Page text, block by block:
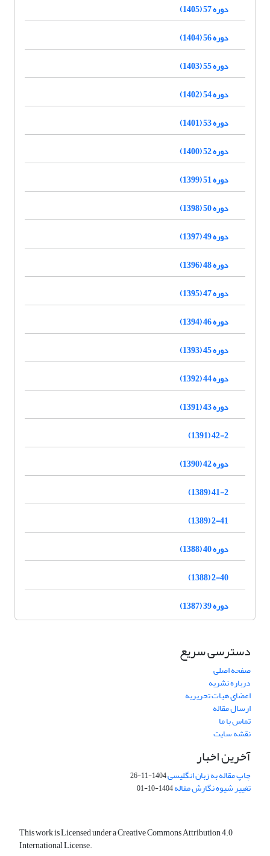
دوره 57 (1405)
دوره 56 (1404)
دوره 55 (1403)
دوره 54 (1402)
دوره 53 (1401)
دوره 52 (1400)
دوره 51 (1399)
دوره 50 (1398)
دوره 49 (1397)
دوره 48 (1396)
دوره 47 (1395)
دوره 46 (1394)
دوره 45 (1393)
دوره 44 (1392)
دوره 43 (1391)
42-2 (1391)
دوره 42 (1390)
41-2 (1389)
2-41 (1389)
دوره 40 (1388)
2-40 (1388)
دوره 39 (1387)
دسترسی سریع
صفحه اصلی
درباره نشریه
اعضای هیات تحریریه
ارسال مقاله
تماس با ما
نقشه سایت
آخرین اخبار
چاپ مقاله به زبان انگلیسی1404-11-26
تغییر شیوه نگارش مقاله1404-10-01
This work is Licensed under a Creative Commons Attribution 4.0
International License.